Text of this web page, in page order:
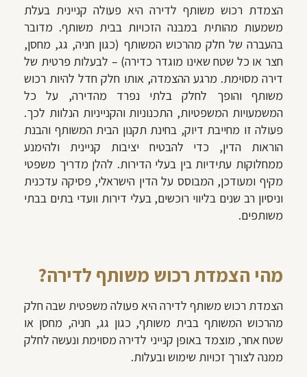
הצמדת רכוש משותף לדירה היא פעולה קניינית בעלת
משמעות מהותית במבנה הזכויות בבית משותף. מדובר
בהעברה של חלק מהרכוש המשותף (כגון חניה, גג, מחסן,
חצר או כל שטח שאינו מוגדר כדירה) – לבעלות פרטית של
דירה מסוימת. מרגע ההצמדה, אותו חלק חדל להיות רכוש
משותף והופך לחלק בלתי נפרד מהדירה, על כל
המשמעויות המשפטיות, התכנוניות והקנייניות הנלוות לכך.
פעולה זו מחייבת דיוק, בחינת תקנון הבית המשותף והבנת
הוראות הדין, כדי להבטיח יציבות קניינית ולהימנע
ממחלוקות עתידיות בין בעלי הדירות. להלן מדריך משפטי
מקיף ומעודכן, המבוסס על הדין הישראלי, פסיקה עדכנית
וניסיון רב שנים בליווי רוכשים, בעלי דירות וועדי בתים בבתי
משותפים.
מהי הצמדת רכוש משותף לדירה?
הצמדת רכוש משותף לדירה היא פעולה משפטית שבה חלק
מהרכוש המשותף בבית משותף, כגון גג, חניה, מחסן או
שטח אחר, מוצמד באופן קנייני לדירה מסוימת ונעשה לחלק
ממנה לצורך זכויות שימוש ובעלות.